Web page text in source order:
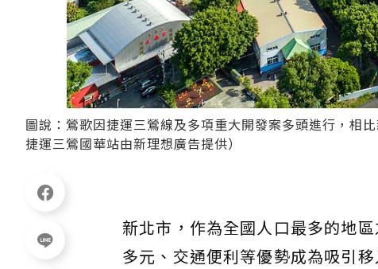
圖說：鶯歌因捷運三鶯線及多項重大開發案多頭進行，相
捷運三鶯國華站由新理想廣告提供）
新北市，作為全國人口最多的地
多元、交通便利等優勢成為吸引